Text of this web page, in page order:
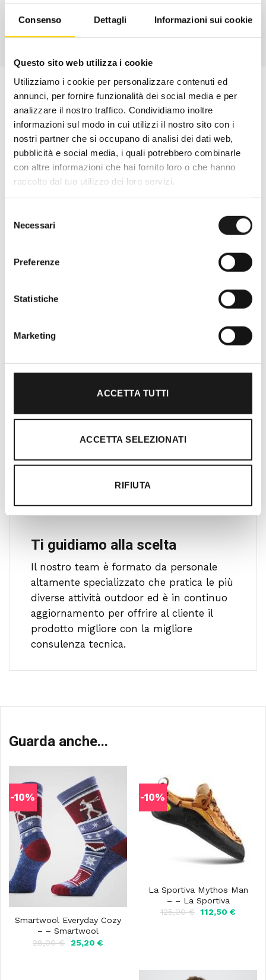
Consenso Dettagli Informazioni sui cookie
Questo sito web utilizza i cookie
Utilizziamo i cookie per personalizzare contenuti ed
annunci, per fornire funzionalità dei social media e per
analizzare il nostro traffico. Condividiamo inoltre
informazioni sul modo in cui utilizzi il nostro sito con i
nostri partner che si occupano di analisi dei dati web,
pubblicità e social media, i quali potrebbero combinarle
con altre informazioni che hai fornito loro o che hanno
raccolto dal tuo utilizzo dei loro servizi.
delNecessari
Preferenze
Statistiche
Marketing
ACCETTA TUTTI
ACCETTA SELEZIONATI
RIFIUTA
Nato nel 1990 con il nome di Rifugio
per amanti dell’outdoor a Roma e nel
l’acquisto un’esperienza formativa e
Ti guidiamo alla scelta
Il nostro team è formato da personale
altamente specializzato che pratica le più
diverse attività outdoor ed è in continuo
aggiornamento per offrire al cliente il
prodotto migliore con la migliore
consulenza tecnica.
Guarda anche...
-10%
Smartwool Everyday Cozy
– – Smartwool
28,00€
Il
25,20 €Il
-10%
La Sportiva Mythos Man
– – La Sportiva
125,00€ Il
112,50€Il